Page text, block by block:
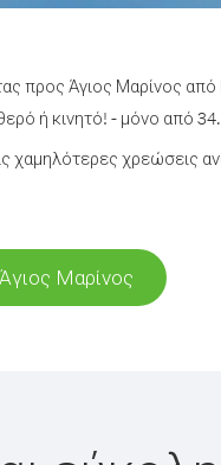
προς Άγιος Μαρίνος
ή κινητό! - μόνο από
χρεώσεις
Μαρίνος